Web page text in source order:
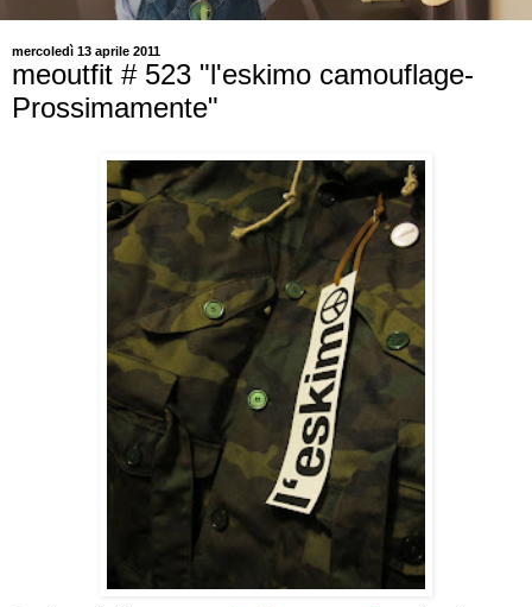
mercoledì 13 aprile 2011
meoutfit # 523 "l'eskimo camouflage-
Prossimamente"